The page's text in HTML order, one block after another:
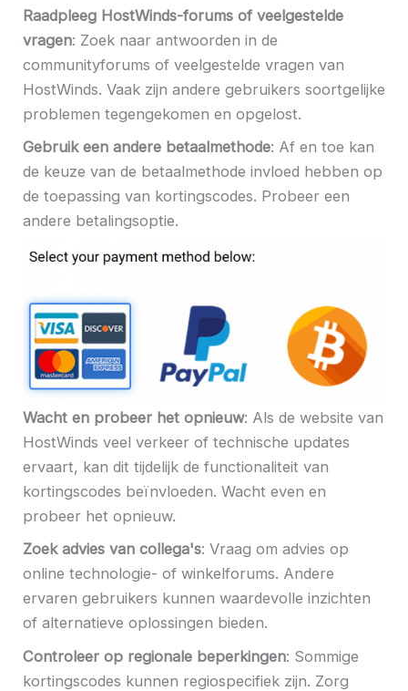
Raadpleeg HostWinds-forums of veelgestelde
vragen: Zoek naar antwoorden in de
communityforums of veelgestelde vragen van
HostWinds. Vaak zijn andere gebruikers soortgelijke
problemen tegengekomen en opgelost.
Gebruik een andere betaalmethode: Af en toe kan
de keuze van de betaalmethode invloed hebben op
de toepassing van kortingscodes. Probeer een
andere betalingsoptie.
Wacht en probeer het opnieuw: Als de website van
HostWinds veel verkeer of technische updates
ervaart, kan dit tijdelijk de functionaliteit van
kortingscodes beïnvloeden. Wacht even en
probeer het opnieuw.
Zoek advies van collega's: Vraag om advies op
online technologie- of winkelforums. Andere
ervaren gebruikers kunnen waardevolle inzichten
of alternatieve oplossingen bieden.
Controleer op regionale beperkingen: Sommige
kortingscodes kunnen regiospecifiek zijn. Zorg